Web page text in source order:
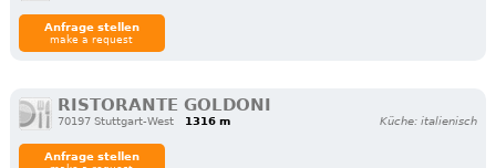
Anfrage stellen
make a request
RISTORANTE GOLDONI
70197 Stuttgart-West 1316 m Küche: italienisch
Anfrage stellen